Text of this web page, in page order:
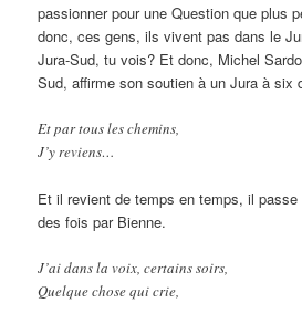
passionner pour une Question que plus
donc, ces gens, ils vivent pas dans le
Jura-Sud, tu vois? Et donc, Michel
Sud, affirme son soutien à un Jura à six
Et par tous les chemins,
J’y reviens…
Et il revient de temps en temps, il
des fois par Bienne.
J’ai dans la voix, certains soirs,
Quelque chose qui crie,